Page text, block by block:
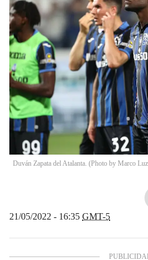
Duván Zapata del Atalanta. (Photo by Marco
21/05/2022 - 16:35 GMT-5